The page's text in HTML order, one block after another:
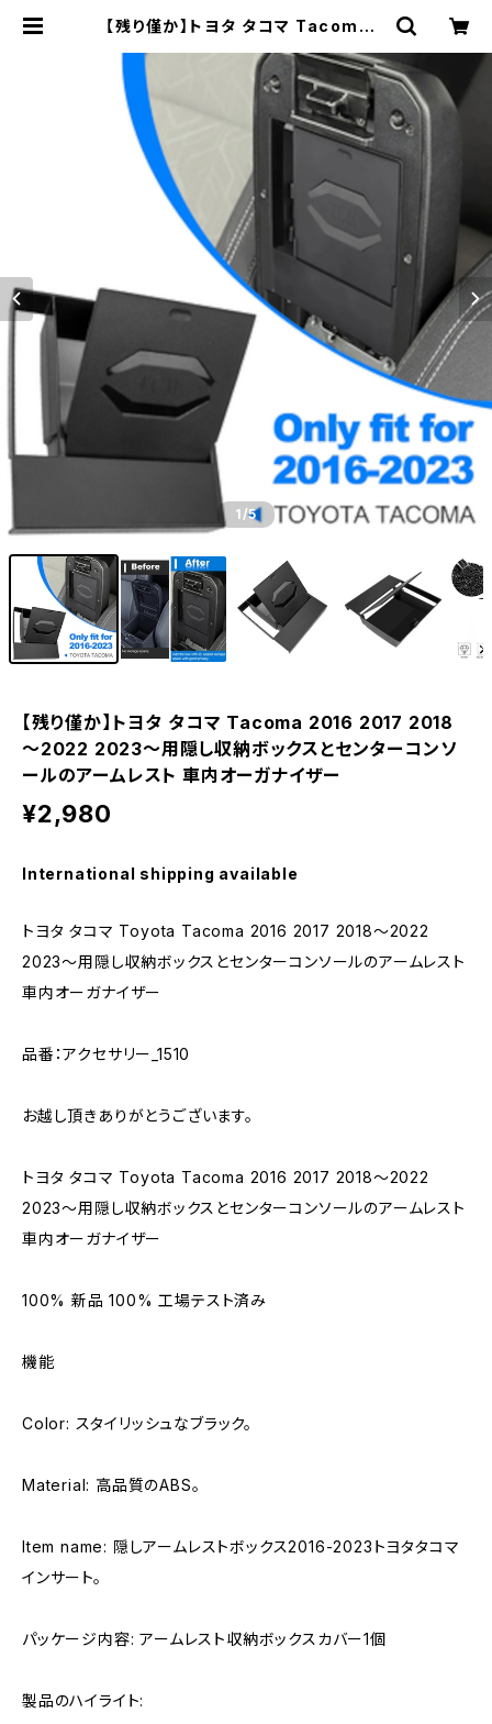
【残り僅か】トヨタ タコマ Tacoma 2
用隠し収納ボックスとセンターコンソ
ールのアームレスト 車内オーガナイ
ザー | 車＆バイクのアクセサリーやパ
ーツの事なら3万点以上揃う「成幸商
1/5
【残り僅か】トヨタ タコマ Tacoma 2016 2017 2018
～2022 2023～用隠し収納ボックスとセンターコンソ
ールのアームレスト 車内オーガナイザー
¥2,980
International shipping available
トヨタ タコマ Toyota Tacoma 2016 2017 2018～2022
2023～用隠し収納ボックスとセンターコンソールのアームレスト
車内オーガナイザー
品番：アクセサリー_1510
お越し頂きありがとうございます。
トヨタ タコマ Toyota Tacoma 2016 2017 2018～2022
2023～用隠し収納ボックスとセンターコンソールのアームレスト
車内オーガナイザー
100% 新品 100% 工場テスト済み
機能
Color: スタイリッシュなブラック。
Material: 高品質のABS。
Item name: 隠しアームレストボックス2016-2023トヨタタコマ
インサート。
パッケージ内容: アームレスト収納ボックスカバー1個
製品のハイライト: